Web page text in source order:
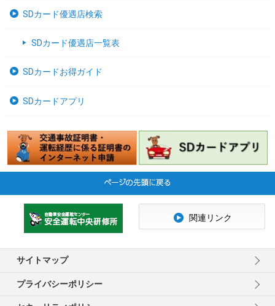
SDカード優遇店検索
SDカード優遇店一覧表
SDカードお得ガイド
SDカードアプリ
サイトマップ
プライバシーポリシー
関連リンク